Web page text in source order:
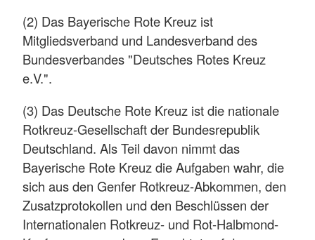
(2) Das Bayerische Rote Kreuz ist
Mitgliedsverband und Landesverband des
Bundesverbandes "Deutsches Rotes Kreuz
e.V.".
(3) Das Deutsche Rote Kreuz ist die nationale
Rotkreuz-Gesellschaft der Bundesrepublik
Deutschland. Als Teil davon nimmt das
Bayerische Rote Kreuz die Aufgaben wahr, die
sich aus den Genfer Rotkreuz-Abkommen, den
Zusatzprotokollen und den Beschlüssen der
Internationalen Rotkreuz- und Rot-Halbmond-